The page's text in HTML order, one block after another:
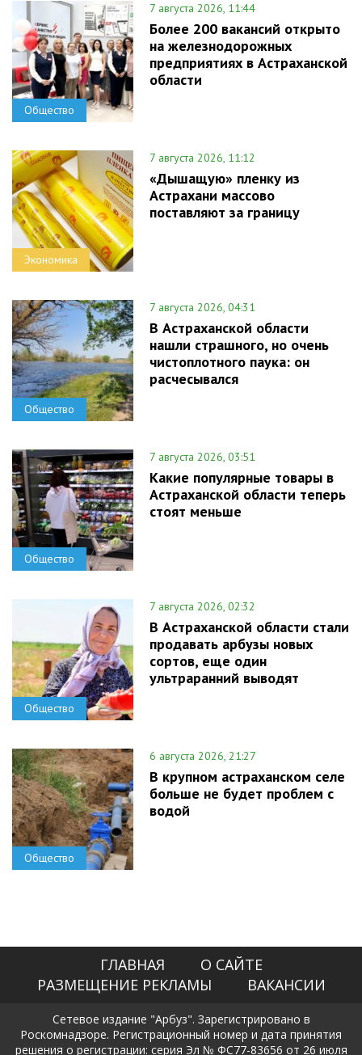
Общество
7 августа 2026, 11:44
Более 200 вакансий открыто
на железнодорожных
предприятиях в Астраханской
области
Экономика
7 августа 2026, 11:12
«Дышащую» пленку из
Астрахани массово
поставляют за границу
Общество
7 августа 2026, 04:31
В Астраханской области
нашли страшного, но очень
чистоплотного паука: он
расчесывался
Общество
7 августа 2026, 03:51
Какие популярные товары в
Астраханской области теперь
стоят меньше
Общество
7 августа 2026, 02:32
В Астраханской области стали
продавать арбузы новых
сортов, еще один
ультраранний выводят
Общество
6 августа 2026, 21:27
В крупном астраханском селе
больше не будет проблем с
водой
ГЛАВНАЯ
О САЙТЕ
РАЗМЕЩЕНИЕ РЕКЛАМЫ
ВАКАНСИИ
Сетевое издание "Арбуз". Зарегистрировано в
Роскомнадзоре. Регистрационный номер и дата принятия
решения о регистрации: серия Эл № ФС77-83656 от 26 июля